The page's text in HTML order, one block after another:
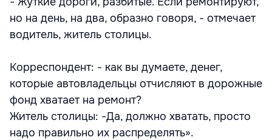
но на день, на два, образно говоря, - отмечает
водитель, житель столицы.
Корреспондент: - как вы думаете, денег,
которые автовладельцы отчисляют в дорожные
фонд хватает на ремонт?
Житель столицы: -Да, должно хватать, просто
надо правильно их распределять».